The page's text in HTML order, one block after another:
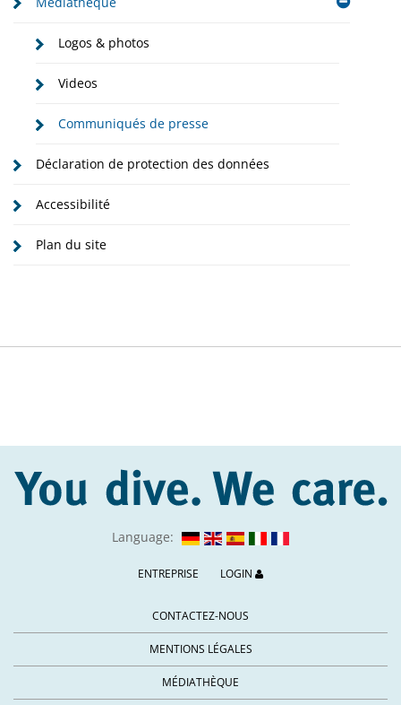
Logos & photos
Videos
Communiqués de presse
Déclaration de protection des données
Accessibilité
Plan du site
Language:
ENTREPRISE LOGIN
CONTACTEZ-NOUS
MENTIONS LÉGALES
MÉDIATHÈQUE